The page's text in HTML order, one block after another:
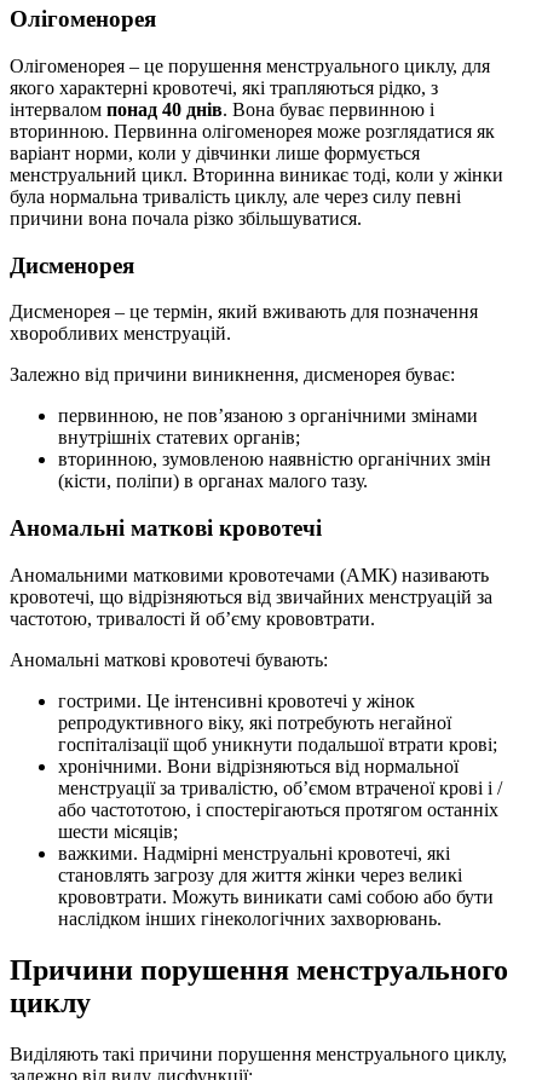
Олігоменорея
Олігоменорея – це порушення менструального циклу, для
якого характерні кровотечі, які трапляються рідко, з
інтервалом понад 40 днів. Вона буває первинною і
вторинною. Первинна олігоменорея може розглядатися як
варіант норми, коли у дівчинки лише формується
менструальний цикл. Вторинна виникає тоді, коли у жінки
була нормальна тривалість циклу, але через силу певні
причини вона почала різко збільшуватися.
Дисменорея
Дисменорея – це термін, який вживають для позначення
хворобливих менструацій.
Залежно від причини виникнення, дисменорея буває:
первинною, не пов’язаною з органічними змінами
внутрішніх статевих органів;
вторинною, зумовленою наявністю органічних змін
(кісти, поліпи) в органах малого тазу.
Аномальні маткові кровотечі
Аномальними матковими кровотечами (АМК) називають
кровотечі, що відрізняються від звичайних менструацій за
частотою, тривалості й об’єму крововтрати.
Аномальні маткові кровотечі бувають:
гострими. Це інтенсивні кровотечі у жінок
репродуктивного віку, які потребують негайної
госпіталізації щоб уникнути подальшої втрати крові;
хронічними. Вони відрізняються від нормальної
менструації за тривалістю, об’ємом втраченої крові і /
або частототою, і спостерігаються протягом останніх
шести місяців;
важкими. Надмірні менструальні кровотечі, які
становлять загрозу для життя жінки через великі
крововтрати. Можуть виникати самі собою або бути
наслідком інших гінекологічних захворювань.
Причини порушення менструального
циклу
Виділяють такі причини порушення менструального циклу,
залежно від виду дисфункції: